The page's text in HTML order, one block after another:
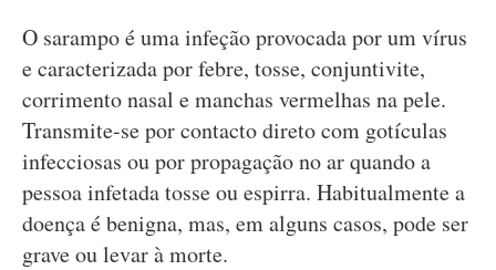
O sarampo é uma infeção provocada por um vírus
e caracterizada por febre, tosse, conjuntivite,
corrimento nasal e manchas vermelhas na pele.
Transmite-se por contacto direto com gotículas
infecciosas ou por propagação no ar quando a
pessoa infetada tosse ou espirra. Habitualmente a
doença é benigna, mas, em alguns casos, pode ser
grave ou levar à morte.